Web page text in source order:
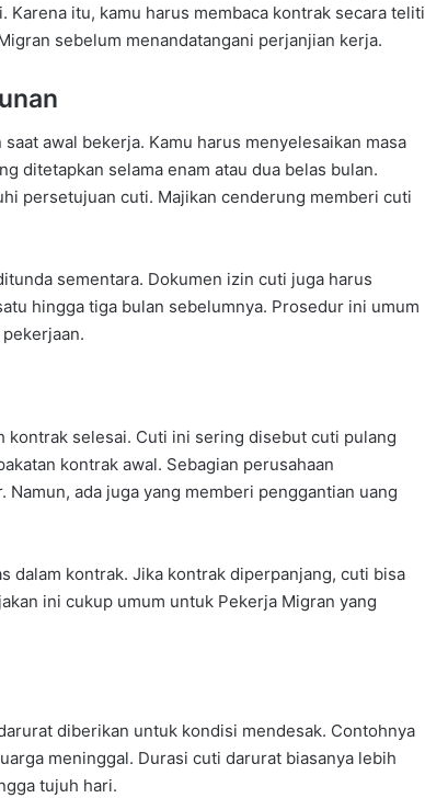
itu, kamu harus membaca kontrak secara teliti
sebelum menandatangani perjanjian kerja.
awal bekerja. Kamu harus menyelesaikan masa
ditetapkan selama enam atau dua belas bulan.
persetujuan cuti. Majikan cenderung memberi cuti
sementara. Dokumen izin cuti juga harus
hingga tiga bulan sebelumnya. Prosedur ini umum
kontrak selesai. Cuti ini sering disebut cuti pulang
kontrak awal. Sebagian perusahaan
ada juga yang memberi penggantian uang
dalam kontrak. Jika kontrak diperpanjang, cuti bisa
ini cukup umum untuk Pekerja Migran yang
diberikan untuk kondisi mendesak. Contohnya
meninggal. Durasi cuti darurat biasanya lebih
tujuh hari.